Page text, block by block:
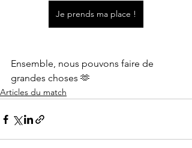
Je prends ma place !
Ensemble, nous pouvons faire de
grandes choses 🫶
Articles du match